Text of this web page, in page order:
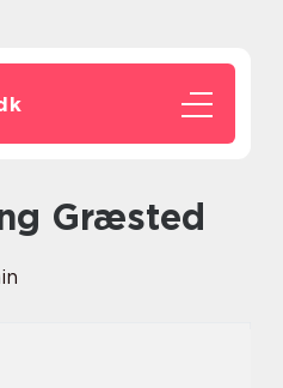
Græsted